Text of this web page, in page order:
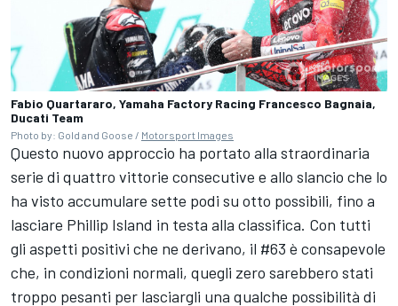
Fabio Quartararo, Yamaha Factory Racing Francesco Bagnaia,
Ducati Team
Photo by: Gold and Goose / Motorsport Images
Questo nuovo approccio ha portato alla straordinaria
serie di quattro vittorie consecutive e allo slancio che lo
ha visto accumulare sette podi su otto possibili, fino a
lasciare Phillip Island in testa alla classifica. Con tutti
gli aspetti positivi che ne derivano, il #63 è consapevole
che, in condizioni normali, quegli zero sarebbero stati
troppo pesanti per lasciargli una qualche possibilità di